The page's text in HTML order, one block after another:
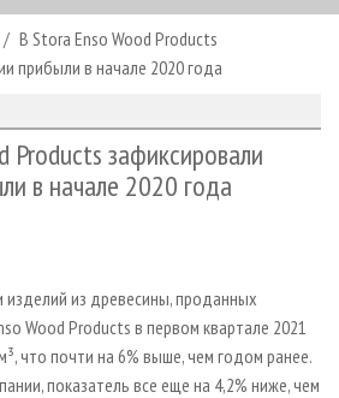
ПЛИТ
В Stora Enso Wood Products
прибыли в начале 2020 года
Products зафиксировали
в начале 2020 года
из древесины, проданных
Wood Products в первом квартале 2021
что почти на 6% выше, чем годом ранее.
показатель все еще на 4,2% ниже, чем